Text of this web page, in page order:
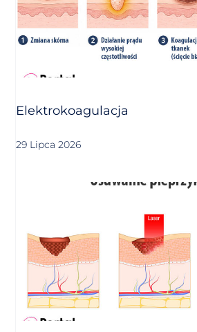
Elektrokoagulacja
29 Lipca 2026